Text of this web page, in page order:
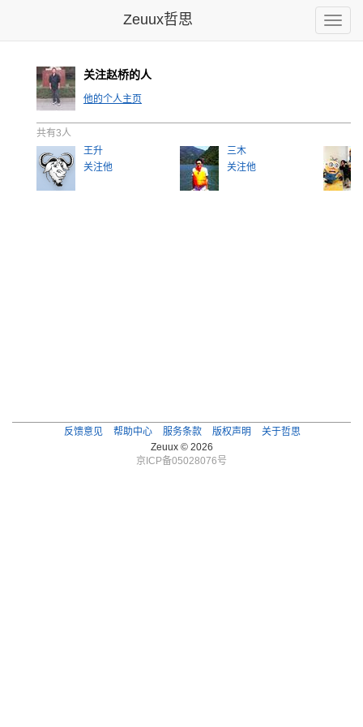
Toggle
Zeuux哲思
关注赵桥的人
他的个人主页
共有3人
王升
关注他
三木
关注他
反馈意见 帮助中心 服务条款 版权声明
关于哲思
Zeuux © 2026
京ICP备05028076号